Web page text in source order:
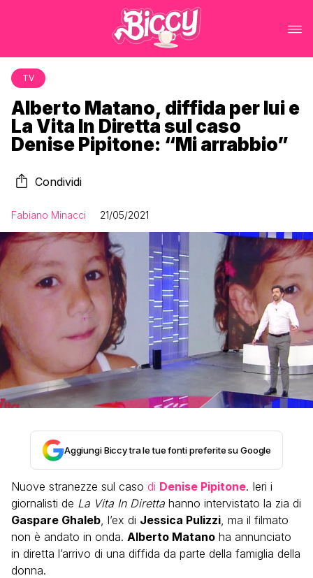
TV
Alberto Matano, diffida per lui e
La Vita In Diretta sul caso
Denise Pipitone: “Mi arrabbio”
Condividi
Fabiano Minacci 21/05/2021
Aggiungi Biccy tra le tue fonti preferite su Google
Nuove stranezze sul caso di Denise Pipitone. Ieri i
giornalisti de La Vita In Diretta hanno intervistato la zia di
Gaspare Ghaleb, l’ex di Jessica Pulizzi, ma il filmato
non è andato in onda. Alberto Matano ha annunciato
in diretta l’arrivo di una diffida da parte della famiglia della
donna.